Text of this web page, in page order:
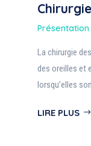
La chirurgie
des oreilles et
lorsqu’elles
LIRE PLUS